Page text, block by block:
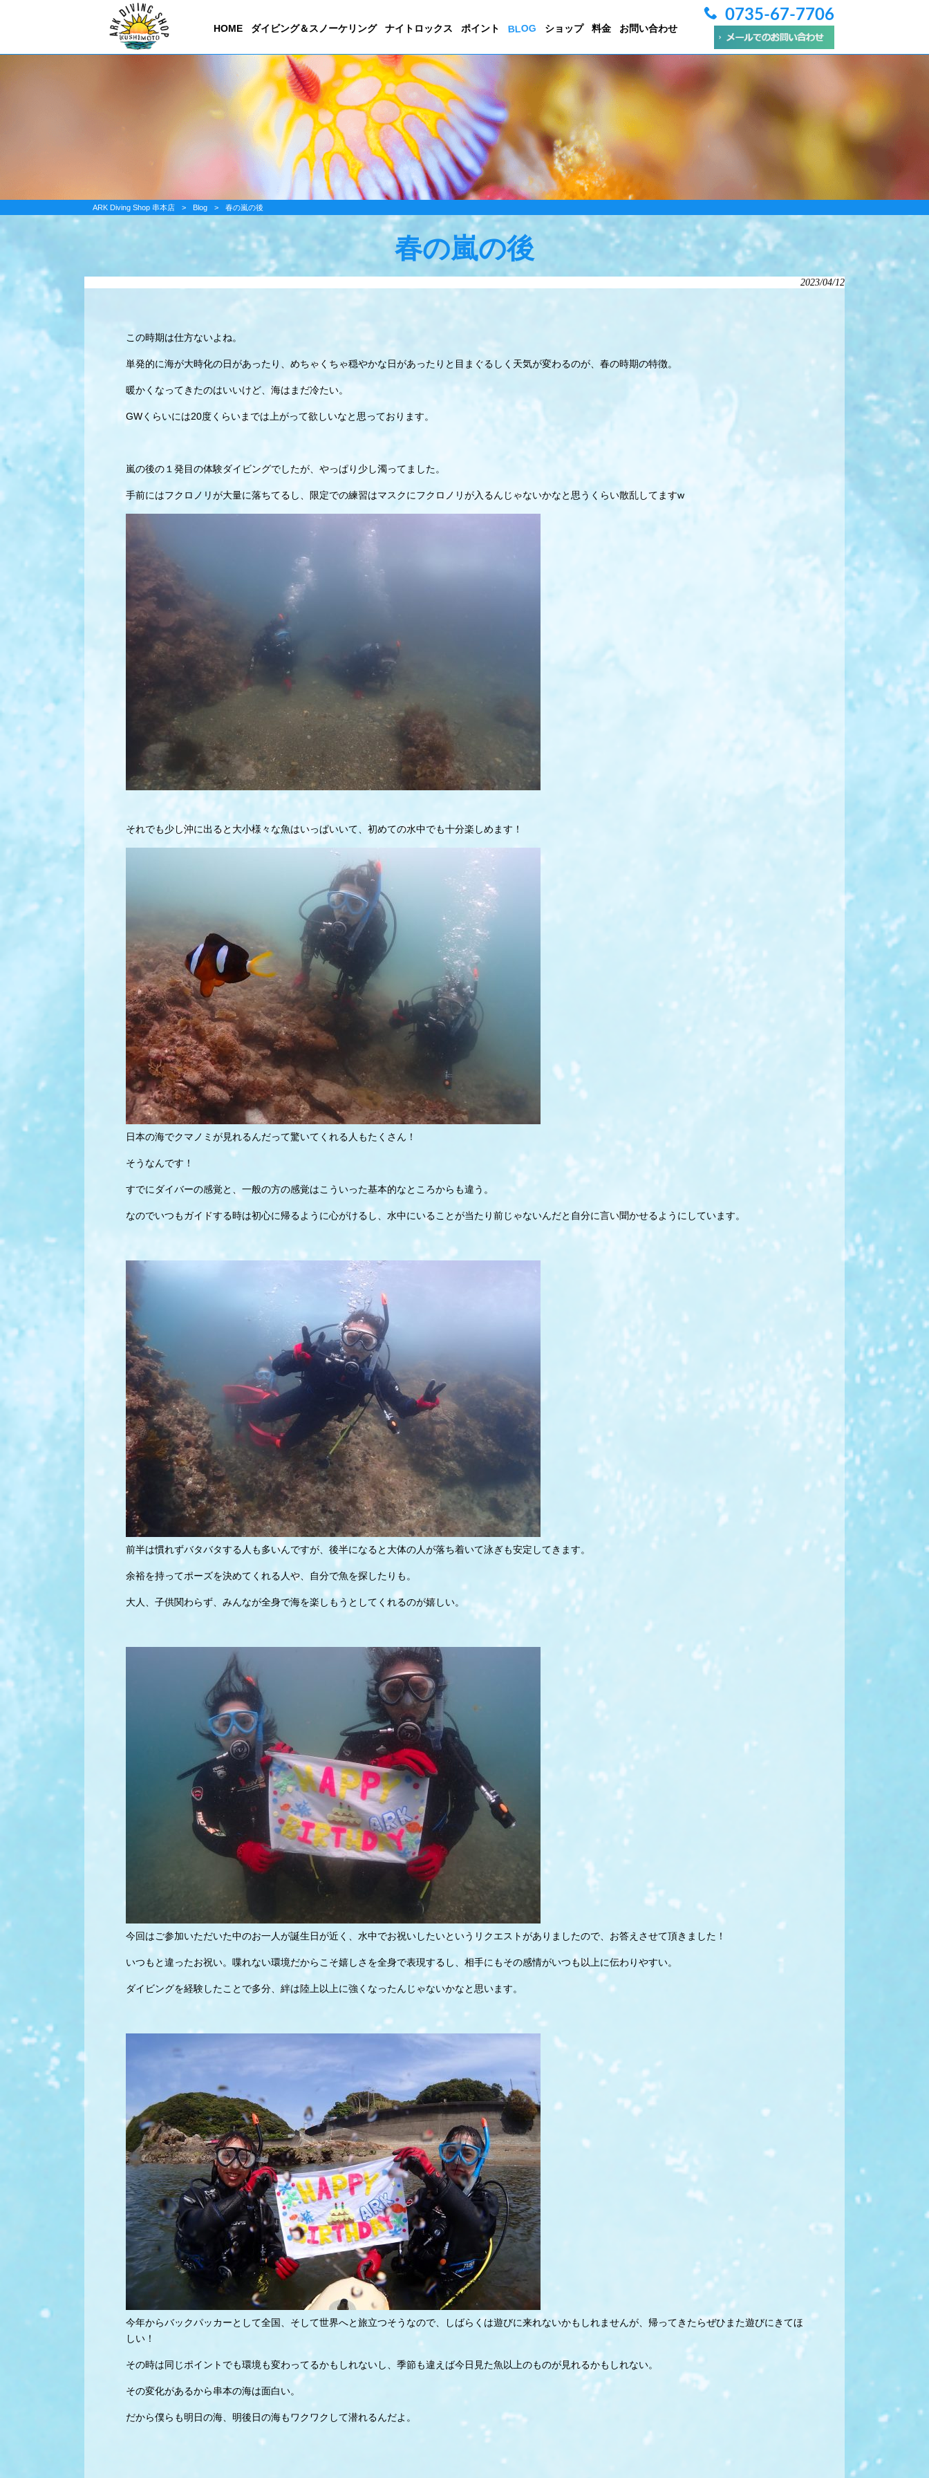
HOME ダイビング＆スノーケリング ナイトロックス ポイント BLOG ショップ 料金 お問い合わせ
0735-67-7706
ARK Diving Shop 串本店 > Blog > 春の嵐の後
春の嵐の後
2023/04/12
この時期は仕方ないよね。
単発的に海が大時化の日があったり、めちゃくちゃ穏やかな日があったりと目まぐるしく天気が変わるのが、春の時期の特徴。
暖かくなってきたのはいいけど、海はまだ冷たい。
GWくらいには20度くらいまでは上がって欲しいなと思っております。
嵐の後の１発目の体験ダイビングでしたが、やっぱり少し濁ってました。
手前にはフクロノリが大量に落ちてるし、限定での練習はマスクにフクロノリが入るんじゃないかなと思うくらい散乱してますw
それでも少し沖に出ると大小様々な魚はいっぱいいて、初めての水中でも十分楽しめます！
日本の海でクマノミが見れるんだって驚いてくれる人もたくさん！
そうなんです！
すでにダイバーの感覚と、一般の方の感覚はこういった基本的なところからも違う。
なのでいつもガイドする時は初心に帰るように心がけるし、水中にいることが当たり前じゃないんだと自分に言い聞かせるようにしています。
前半は慣れずバタバタする人も多いんですが、後半になると大体の人が落ち着いて泳ぎも安定してきます。
余裕を持ってポーズを決めてくれる人や、自分で魚を探したりも。
大人、子供関わらず、みんなが全身で海を楽しもうとしてくれるのが嬉しい。
今回はご参加いただいた中のお一人が誕生日が近く、水中でお祝いしたいというリクエストがありましたので、お答えさせて頂きました！
いつもと違ったお祝い。喋れない環境だからこそ嬉しさを全身で表現するし、相手にもその感情がいつも以上に伝わりやすい。
ダイビングを経験したことで多分、絆は陸上以上に強くなったんじゃないかなと思います。
今年からバックパッカーとして全国、そして世界へと旅立つそうなので、しばらくは遊びに来れないかもしれませんが、帰ってきたらぜひまた遊びにきてほ
しい！
その時は同じポイントでも環境も変わってるかもしれないし、季節も違えば今日見た魚以上のものが見れるかもしれない。
その変化があるから串本の海は面白い。
だから僕らも明日の海、明後日の海もワクワクして潜れるんだよ。